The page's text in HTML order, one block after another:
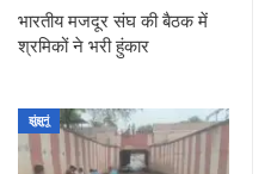
भारतीय मजदूर संघ की बैठक में
श्रमिकों ने भरी हुंकार
झुंझुनूं